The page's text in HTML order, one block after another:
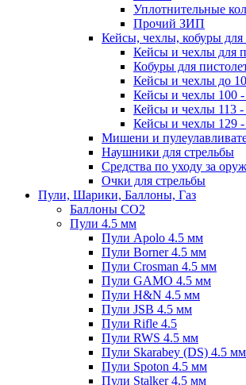
Уплотнительные
Прочий ЗИП
Кейсы, чехлы, кобуры для
Кейсы и чехлы для
Кобуры для
Кейсы и чехлы до
Кейсы и чехлы 100 -
Кейсы и чехлы 113 -
Кейсы и чехлы 129
Мишени и
Наушники для стрельбы
Средства по уходу за
Очки для стрельбы
Пули, Шарики, Баллоны, Газ
Баллоны CO2
Пули 4.5 мм
Пули Apolo 4.5 мм
Пули Borner 4.5 мм
Пули Crosman 4.5 мм
Пули GAMO 4.5 мм
Пули H&N 4.5 мм
Пули JSB 4.5 мм
Пули Rifle 4.5
Пули RWS 4.5 мм
Пули Skarabey (DS) 4.5 мм
Пули Spoton 4.5 мм
Пули Stalker 4.5 мм